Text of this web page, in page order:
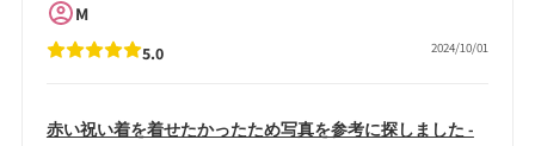
5.0 2024/10/01
M
赤い祝い着を着せたかったため写真を参考に探しました -